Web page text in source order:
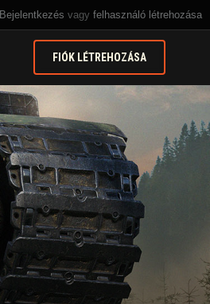
Bejelentkezés vagy felhasználó létrehozása
FIÓK LÉTREHOZÁSA